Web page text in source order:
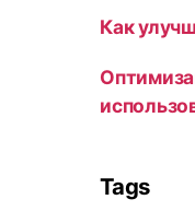
Как
Tags